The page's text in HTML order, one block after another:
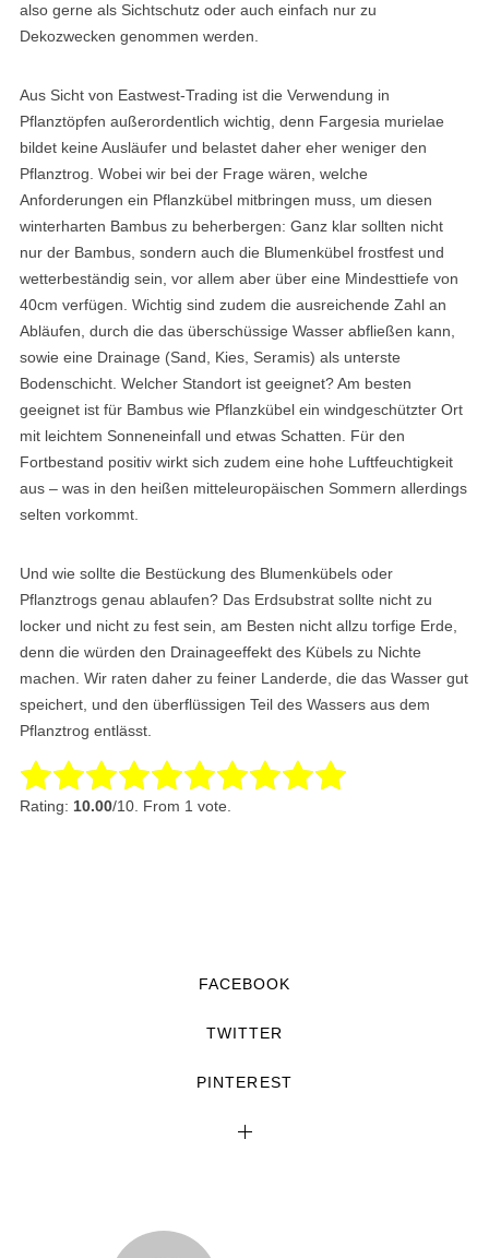
also gerne als Sichtschutz oder auch einfach nur zu
Dekozwecken genommen werden.
Aus Sicht von Eastwest-Trading ist die Verwendung in
Pflanztöpfen außerordentlich wichtig, denn Fargesia murielae
bildet keine Ausläufer und belastet daher eher weniger den
Pflanztrog. Wobei wir bei der Frage wären, welche
Anforderungen ein Pflanzkübel mitbringen muss, um diesen
winterharten Bambus zu beherbergen: Ganz klar sollten nicht
nur der Bambus, sondern auch die Blumenkübel frostfest und
wetterbeständig sein, vor allem aber über eine Mindesttiefe von
40cm verfügen. Wichtig sind zudem die ausreichende Zahl an
Abläufen, durch die das überschüssige Wasser abfließen kann,
sowie eine Drainage (Sand, Kies, Seramis) als unterste
Bodenschicht. Welcher Standort ist geeignet? Am besten
geeignet ist für Bambus wie Pflanzkübel ein windgeschützter Ort
mit leichtem Sonneneinfall und etwas Schatten. Für den
Fortbestand positiv wirkt sich zudem eine hohe Luftfeuchtigkeit
aus – was in den heißen mitteleuropäischen Sommern allerdings
selten vorkommt.
Und wie sollte die Bestückung des Blumenkübels oder
Pflanztrogs genau ablaufen? Das Erdsubstrat sollte nicht zu
locker und nicht zu fest sein, am Besten nicht allzu torfige Erde,
denn die würden den Drainageeffekt des Kübels zu Nichte
machen. Wir raten daher zu feiner Landerde, die das Wasser gut
speichert, und den überflüssigen Teil des Wassers aus dem
Pflanztrog entlässt.
Rate this item:
Submit Rating
Rating: 10.00/10. From 1 vote.
FACEBOOK
TWITTER
PINTEREST